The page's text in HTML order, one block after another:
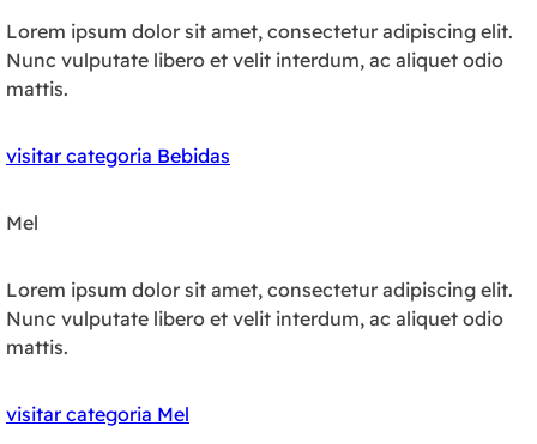
Lorem ipsum dolor sit amet, consectetur adipiscing elit.
Nunc vulputate libero et velit interdum, ac aliquet odio
mattis.
visitar categoria Bebidas
Mel
Lorem ipsum dolor sit amet, consectetur adipiscing elit.
Nunc vulputate libero et velit interdum, ac aliquet odio
mattis.
visitar categoria Mel